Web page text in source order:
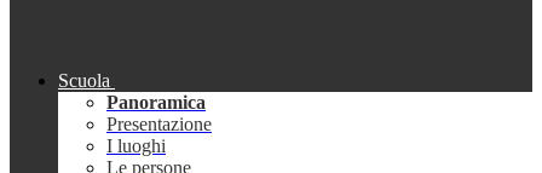
Scuola
Panoramica
Presentazione
I luoghi
Le persone